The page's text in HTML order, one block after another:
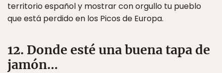
territorio español y mostrar con orgullo tu pueblo
que está perdido en los Picos de Europa.
12. Donde esté una buena tapa de
jamón…